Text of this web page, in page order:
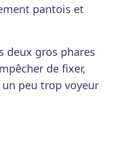
pantois et
deux gros phares
de fixer,
peu trop voyeur